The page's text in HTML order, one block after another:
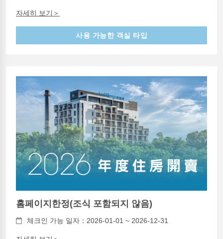
자세히 보기＞
사용 가능한 객실 타입
홈페이지한정(조식 포함되지 않음)
체크인 가능 일자：2026-01-01 ~ 2026-12-31